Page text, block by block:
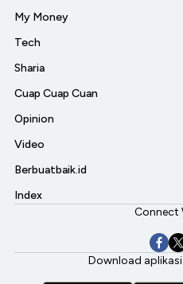
My Money
Tech
Sharia
Cuap Cuap Cuan
Opinion
Video
Berbuatbaik.id
Index
Connect
Download aplikasi